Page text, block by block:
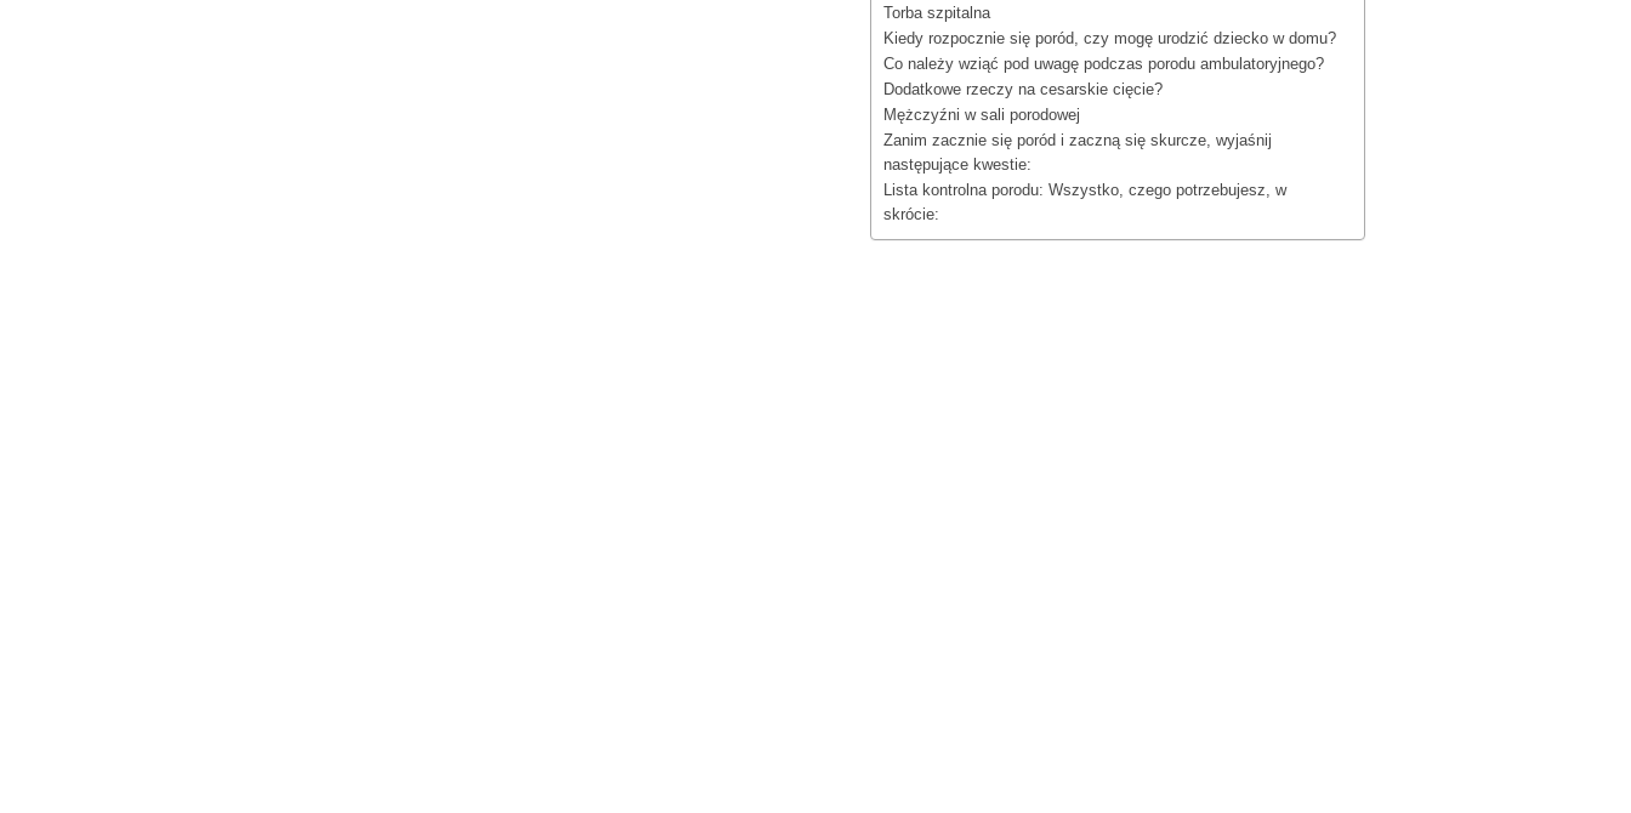
Torba szpitalna
Kiedy rozpocznie się poród, czy mogę urodzić dziecko w domu?
Co należy wziąć pod uwagę podczas porodu ambulatoryjnego?
Dodatkowe rzeczy na cesarskie cięcie?
Mężczyźni w sali porodowej
Zanim zacznie się poród i zaczną się skurcze, wyjaśnij
następujące kwestie:
Lista kontrolna porodu: Wszystko, czego potrzebujesz, w
skrócie: